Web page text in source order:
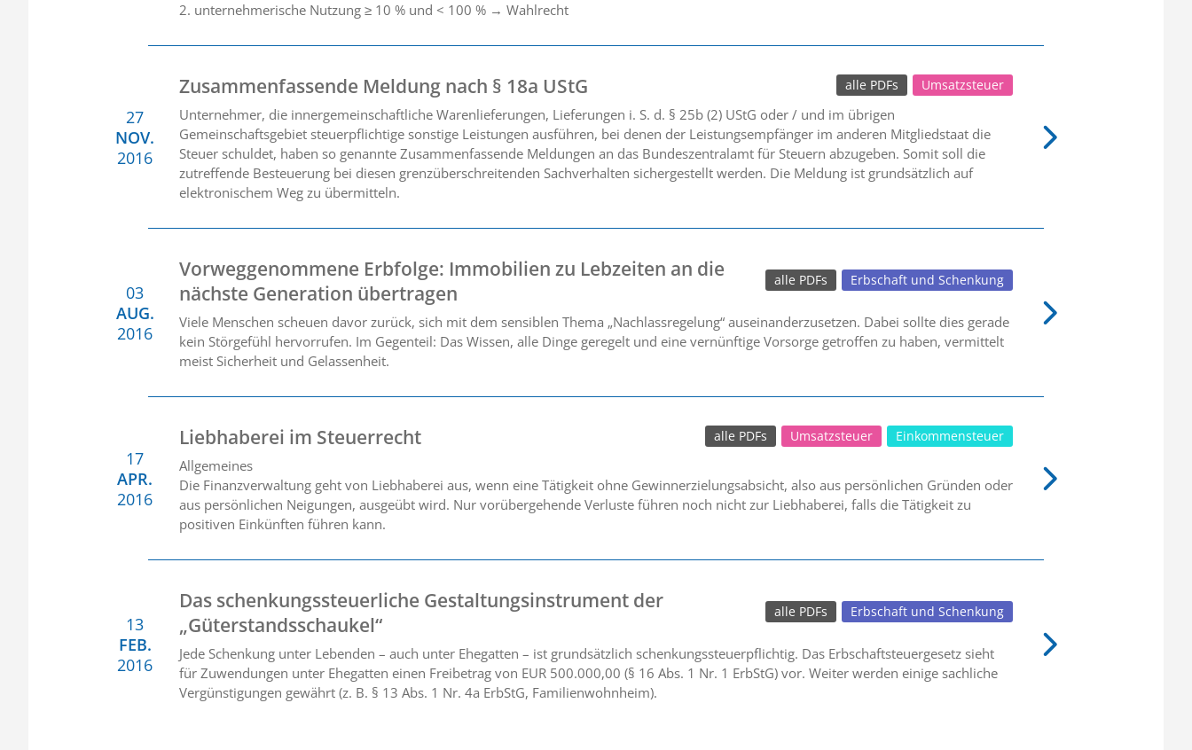
2. unternehmerische Nutzung ≥ 10 % und < 100 % → Wahlrecht
27
NOV.
2016
Zusammenfassende Meldung nach § 18a UStG Umsatzsteuer
alle PDFs
Unternehmer, die innergemeinschaftliche Warenlieferungen, Lieferungen i. S. d. § 25b (2) UStG oder / und im übrigen
Gemeinschaftsgebiet steuerpflichtige sonstige Leistungen ausführen, bei denen der Leistungsempfänger im anderen Mitgliedstaat die
Steuer schuldet, haben so genannte Zusammenfassende Meldungen an das Bundeszentralamt für Steuern abzugeben. Somit soll die
zutreffende Besteuerung bei diesen grenzüberschreitenden Sachverhalten sichergestellt werden. Die Meldung ist grundsätzlich auf
elektronischem Weg zu übermitteln.
03
AUG.
2016
Vorweggenommene Erbfolge: Immobilien zu Lebzeiten an die
nächste Generation übertragen
Erbschaft und Schenkung
alle PDFs
Viele Menschen scheuen davor zurück, sich mit dem sensiblen Thema „Nachlassregelung“ auseinanderzusetzen. Dabei sollte dies gerade
kein Störgefühl hervorrufen. Im Gegenteil: Das Wissen, alle Dinge geregelt und eine vernünftige Vorsorge getroffen zu haben, vermittelt
meist Sicherheit und Gelassenheit.
17
APR.
2016
Liebhaberei im Steuerrecht Einkommensteuer
Umsatzsteuer
alle PDFs
Allgemeines
Die Finanzverwaltung geht von Liebhaberei aus, wenn eine Tätigkeit ohne Gewinnerzielungsabsicht, also aus persönlichen Gründen oder
aus persönlichen Neigungen, ausgeübt wird. Nur vorübergehende Verluste führen noch nicht zur Liebhaberei, falls die Tätigkeit zu
positiven Einkünften führen kann.
13
FEB.
2016
Das schenkungssteuerliche Gestaltungsinstrument der
„Güterstandsschaukel“
Erbschaft und Schenkung
alle PDFs
Jede Schenkung unter Lebenden – auch unter Ehegatten – ist grundsätzlich schenkungssteuerpflichtig. Das Erbschaftsteuergesetz sieht
für Zuwendungen unter Ehegatten einen Freibetrag von EUR 500.000,00 (§ 16 Abs. 1 Nr. 1 ErbStG) vor. Weiter werden einige sachliche
Vergünstigungen gewährt (z. B. § 13 Abs. 1 Nr. 4a ErbStG, Familienwohnheim).